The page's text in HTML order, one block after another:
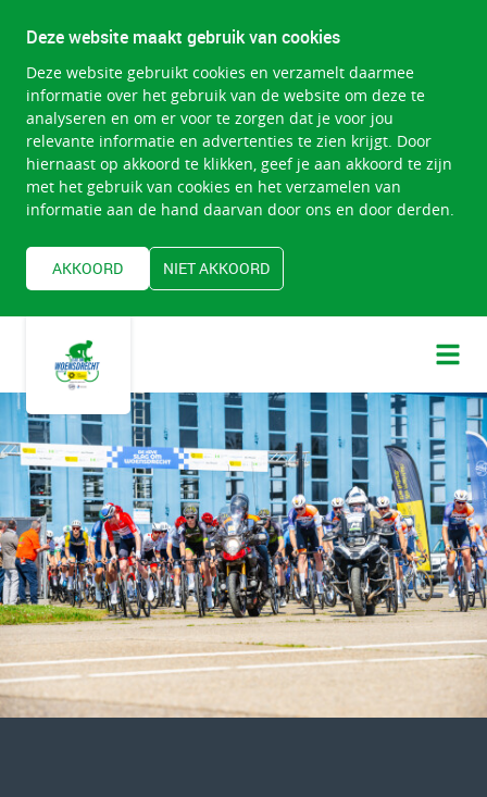
Deze website maakt gebruik van cookies
Deze website gebruikt cookies en verzamelt daarmee
informatie over het gebruik van de website om deze te
analyseren en om er voor te zorgen dat je voor jou
relevante informatie en advertenties te zien krijgt. Door
hiernaast op akkoord te klikken, geef je aan akkoord te zijn
met het gebruik van cookies en het verzamelen van
informatie aan de hand daarvan door ons en door derden.
AKKOORD NIET AKKOORD